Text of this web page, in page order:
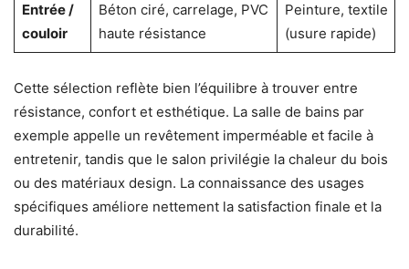
Entrée /
couloir
Béton ciré, carrelage, PVC
haute résistance
Peinture, textile
(usure rapide)
Cette sélection reflète bien l’équilibre à trouver entre
résistance, confort et esthétique. La salle de bains par
exemple appelle un revêtement imperméable et facile à
entretenir, tandis que le salon privilégie la chaleur du bois
ou des matériaux design. La connaissance des usages
spécifiques améliore nettement la satisfaction finale et la
durabilité.